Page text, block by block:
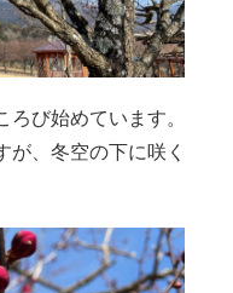
び始めています。
が、冬空の下に咲く